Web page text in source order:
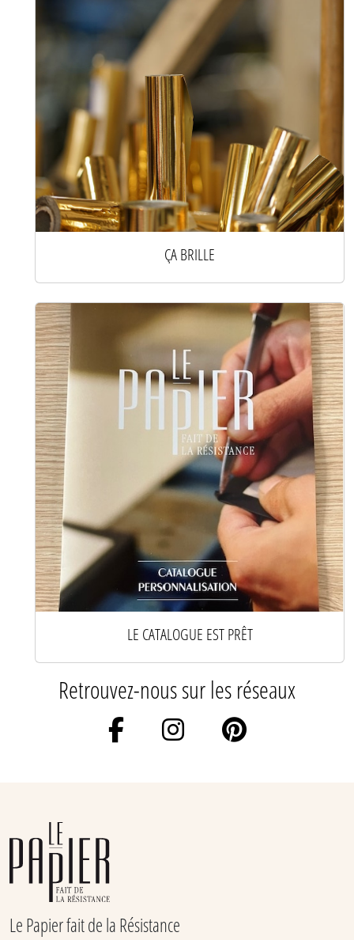
ÇA BRILLE
LE CATALOGUE EST PRÊT
Retrouvez-nous sur les réseaux
Le Papier fait de la Résistance